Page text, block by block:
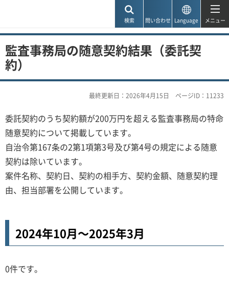
検索 問い合わせ Language メニュー
監査事務局の随意契約結果（委託契
約）
最終更新日：2026年4月15日 ページID：11233
委託契約のうち契約額が200万円を超える監査事務局の特命
随意契約について掲載しています。
自治令第167条の2第1項第3号及び第4号の規定による随意
契約は除いています。
案件名称、契約日、契約の相手方、契約金額、随意契約理
由、担当部署を公開しています。
2024年10月～2025年3月
0件です。